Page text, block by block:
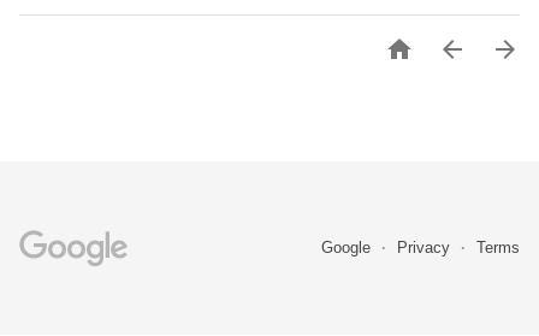
  
Google Privacy Terms